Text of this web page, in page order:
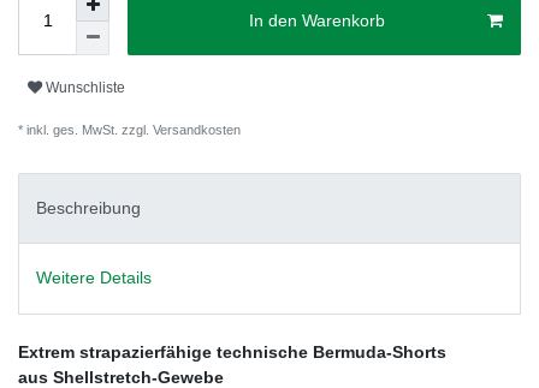
In den Warenkorb
Wunschliste
* inkl. ges. MwSt. zzgl. Versandkosten
Beschreibung
Weitere Details
Extrem strapazierfähige technische Bermuda-Shorts
aus Shellstretch-Gewebe